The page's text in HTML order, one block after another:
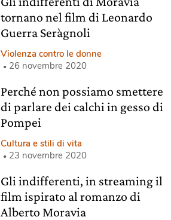
tornano nel film di Leonardo
Guerra Seràgnoli
Violenza contro le donne
26 novembre 2020
Perché non possiamo smettere
di parlare dei calchi in gesso di
Pompei
Cultura e stili di vita
23 novembre 2020
Gli indifferenti, in streaming il
film ispirato al romanzo di
Alberto Moravia